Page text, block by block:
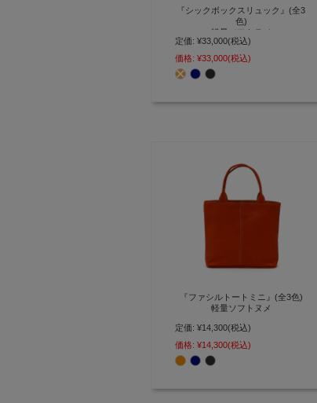
『シックボックスリュック』(全3
色)
軽量ソフトヌメ
A4ファイルや13インチPCが収ま
るコンパクトな軽量リュックサッ
ク【AGILITY affa(アジリティ ア
定価: ¥33,000(税込)
価格: ¥33,000(税込)
『ファシルトートミニ』(全3色)
軽量ソフトヌメ
可愛いサイズのシンプルなレザー
トート 本革 牛革 サブバッグ ミニ
トート 日本製【AGILITY affa(ア
ジリティ アッファ)】(1018)
定価: ¥14,300(税込)
価格: ¥14,300(税込)